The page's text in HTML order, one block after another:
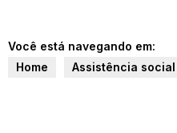
Você está navegando em:
Home
Assistência social